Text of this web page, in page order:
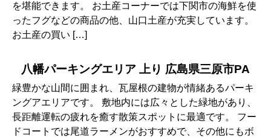
を堪能できます。 お土産コーナーでは下関市の海鮮を使
ったフグなどの商品の他、山口土産が充実しています。
お土産の買い […]
八幡パーキングエリア 上り 広島県三原市PA
緑豊かな山間に囲まれ、瓦屋根の建物が情緒あるパーキ
ングアエリアです。 敷地内には広々とした緑地があり、
長距離運転の疲れを癒す散策スポットに最適です。 フー
ドコートでは尾道ラーメンがおすすめで、その他にもボ